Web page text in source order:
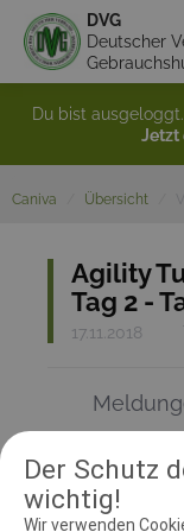
Der Schutz
wichtig!
Wir verwenden
DVG
Deutscher
Du bist
Jetzt
Caniva Übersicht
Agility
Tag 2 -
17.11.2018
RICHTER UND